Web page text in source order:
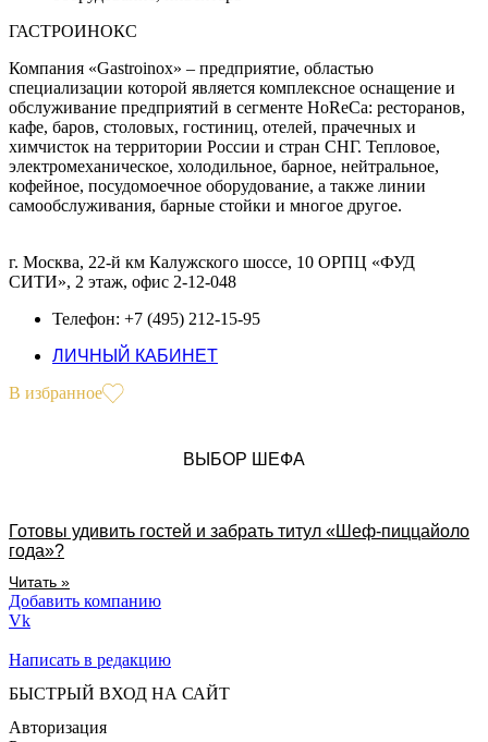
ГАСТРОИНОКС
Компания «Gastroinox» – предприятие, областью
специализации которой является комплексное оснащение и
обслуживание предприятий в сегменте HoReCa: ресторанов,
кафе, баров, столовых, гостиниц, отелей, прачечных и
химчисток на территории России и стран СНГ. Тепловое,
электромеханическое, холодильное, барное, нейтральное,
кофейное, посудомоечное оборудование, а также линии
самообслуживания, барные стойки и многое другое.
г. Москва, 22-й км Калужского шоссе, 10 ОРПЦ «ФУД
СИТИ», 2 этаж, офис 2-12-048
Телефон: +7 (495) 212-15-95
ЛИЧНЫЙ КАБИНЕТ
В избранное
ВЫБОР ШЕФА
Готовы удивить гостей и забрать титул «Шеф-пиццайоло
года»?
Читать »
Добавить компанию
Vk
Написать в редакцию
БЫСТРЫЙ ВХОД НА САЙТ
Авторизация